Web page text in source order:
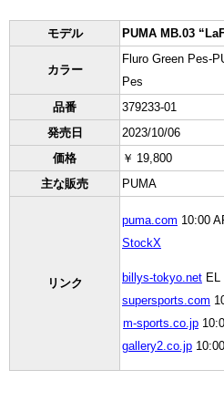
モデル PUMA MB.03
カラー
Fluro Green Pes-
Pes
品番
379233-01
発売日
2023/10/06
価格
￥ 19,800
主な販売
PUMA
リンク
puma.com 10:00
StockX
billys-tokyo.net EL
supersports.com
m-sports.co.jp
gallery2.co.jp 10:00